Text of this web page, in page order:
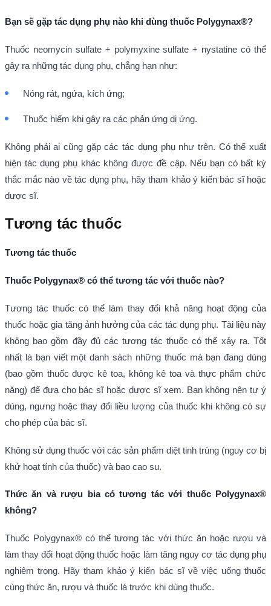
Bạn sẽ gặp tác dụng phụ nào khi dùng thuốc Polygynax®?
Thuốc neomycin sulfate + polymyxine sulfate + nystatine có thể
gây ra những tác dụng phụ, chẳng hạn như:
Nóng rát, ngứa, kích ứng;
Thuốc hiếm khi gây ra các phản ứng dị ứng.
Không phải ai cũng gặp các tác dụng phụ như trên. Có thể xuất
hiện tác dụng phụ khác không được đề cập. Nếu bạn có bất kỳ
thắc mắc nào về tác dụng phụ, hãy tham khảo ý kiến bác sĩ hoặc
dược sĩ.
Tương tác thuốc
Tương tác thuốc
Thuốc Polygynax® có thể tương tác với thuốc nào?
Tương tác thuốc có thể làm thay đổi khả năng hoạt động của
thuốc hoặc gia tăng ảnh hưởng của các tác dụng phụ. Tài liệu này
không bao gồm đầy đủ các tương tác thuốc có thể xảy ra. Tốt
nhất là bạn viết một danh sách những thuốc mà bạn đang dùng
(bao gồm thuốc được kê toa, không kê toa và thực phẩm chức
năng) để đưa cho bác sĩ hoặc dược sĩ xem. Bạn không nên tự ý
dùng, ngưng hoặc thay đổi liều lượng của thuốc khi không có sự
cho phép của bác sĩ.
Không sử dụng thuốc với các sản phẩm diệt tinh trùng (nguy cơ bị
khử hoạt tính của thuốc) và bao cao su.
Thức ăn và rượu bia có tương tác với thuốc Polygynax®
không?
Thuốc Polygynax® có thể tương tác với thức ăn hoặc rượu và
làm thay đổi hoạt động thuốc hoặc làm tăng nguy cơ tác dụng phụ
nghiêm trọng. Hãy tham khảo ý kiến bác sĩ về việc uống thuốc
cùng thức ăn, rượu và thuốc lá trước khi dùng thuốc.